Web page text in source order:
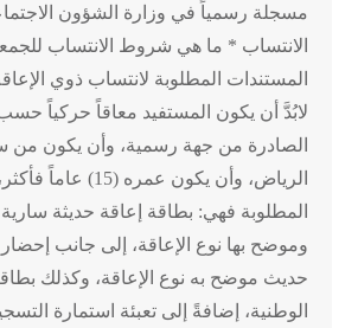
مسجلة رسمياً في وزارة الشؤون
الانتساب * ما هي شروط الانتساب
المستندات المطلوبة لانتساب ذوي
لابُدَّ أن يكون المستفيد معاقاً حركياً
الصادرة من جهة رسمية، وأن يكون من
الرياض، وأن يكون عمره
المطلوبة فهي: بطاقة إعاقة حديثة
وموضح بها نوع الإعاقة، إلى جانب
حديث موضح به نوع الإعاقة، وكذلك
الوطنية، إضافةً إلى تعبئة استمارة